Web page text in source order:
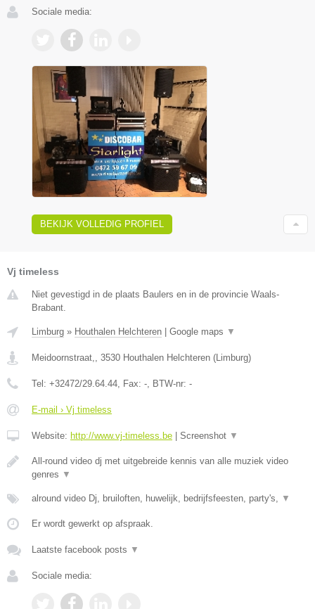
Sociale media:
BEKIJK VOLLEDIG PROFIEL
Vj timeless
Niet gevestigd in de plaats Baulers en in de provincie Waals-
Brabant.
Limburg » Houthalen Helchteren | Google maps ▼
Meidoornstraat, 3530 Houthalen Helchteren (Limburg)
Tel: +32472/29.64.44 , Fax: - , BTW-nr: -
E-mail › Vj timeless
Website: http://www.vj-timeless.be | Screenshot ▼
All-round video dj met uitgebreide kennis van alle muziek video
genres ▼
alround video Dj, bruiloften, huwelijk, bedrijfsfeesten, party's, ▼
Er wordt gewerkt op afspraak.
Laatste facebook posts ▼
Sociale media: